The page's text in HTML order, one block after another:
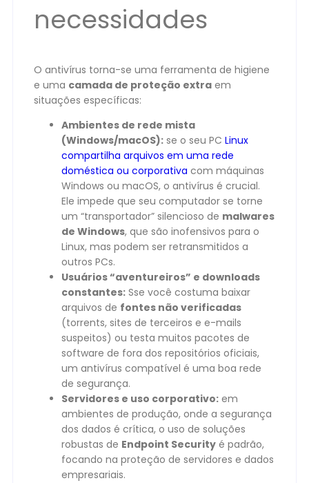
necessidades
O antivírus torna-se uma ferramenta de higiene
e uma camada de proteção extra em
situações específicas:
Ambientes de rede mista
(Windows/macOS): se o seu PC Linux
compartilha arquivos em uma rede
doméstica ou corporativa com máquinas
Windows ou macOS, o antivírus é crucial.
Ele impede que seu computador se torne
um “transportador” silencioso de malwares
de Windows, que são inofensivos para o
Linux, mas podem ser retransmitidos a
outros PCs.
Usuários “aventureiros” e downloads
constantes: Sse você costuma baixar
arquivos de fontes não verificadas
(torrents, sites de terceiros e e-mails
suspeitos) ou testa muitos pacotes de
software de fora dos repositórios oficiais,
um antivírus compatível é uma boa rede
de segurança.
Servidores e uso corporativo: em
ambientes de produção, onde a segurança
dos dados é crítica, o uso de soluções
robustas de Endpoint Security é padrão,
focando na proteção de servidores e dados
empresariais.